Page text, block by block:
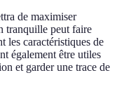
de maximiser
tranquille peut faire
les caractéristiques de
également être utiles
et garder une trace de